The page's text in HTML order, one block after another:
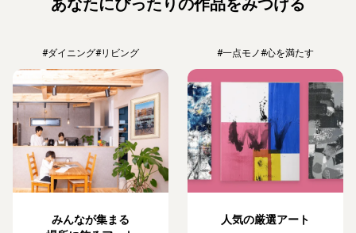
#ダイニング#リビング
みんなが集まる
#一点モノ#心を満たす
人気の厳選アート